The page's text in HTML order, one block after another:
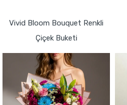
Vivid Bloom Bouquet Renkli
Çiçek Buketi